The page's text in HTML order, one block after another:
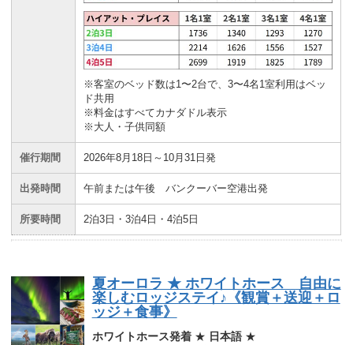
※客室のベッド数は1〜2台で、3〜4名1室利用はベッ
ド共用
※料金はすべてカナダドル表示
※大人・子供同額
催行期間 2026年8月18日～10月31日発
出発時間 午前または午後 バンクーバー空港出発
所要時間 2泊3日・3泊4日・4泊5日
夏オーロラ ★ ホワイトホース 自由に
楽しむロッジステイ♪《観賞＋送迎＋ロ
ッジ＋食事》
ホワイトホース発着★ 日本語★